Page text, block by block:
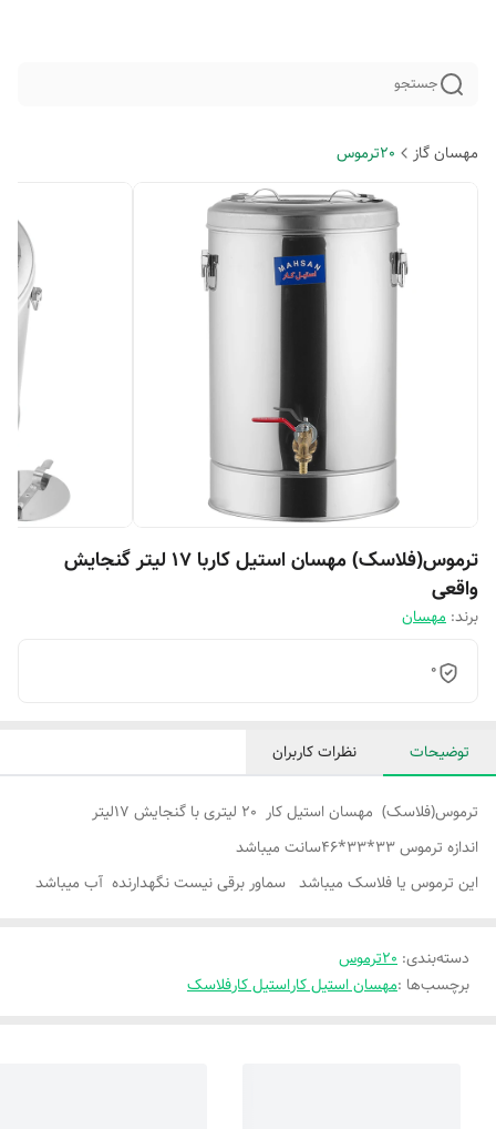
جستجو
مهسان گاز 20ترموس
ترموس(فلاسک) مهسان استیل کاربا 17 لیتر گنجایش
واقعی
برند: مهسان
0
توضیحات نظرات کاربران
ترموس(فلاسک) مهسان استیل کار 20 لیتری با گنجایش 17لیتر
اندازه ترموس 33*33*46سانت میباشد
این ترموس یا فلاسک میباشد سماور برقی نیست نگهدارنده آب میباشد
دسته‌بندی: 20ترموس
برچسب‌ها :مهسان استیل کاراستیل کارفلاسک